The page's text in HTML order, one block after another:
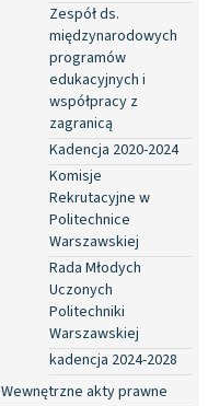
Zespół ds.
międzynarodowych
programów
edukacyjnych i
współpracy z
zagranicą
Kadencja 2020-2024
Komisje
Rekrutacyjne w
Politechnice
Warszawskiej
Rada Młodych
Uczonych
Politechniki
Warszawskiej
kadencja 2024-2028
Wewnętrzne akty prawne